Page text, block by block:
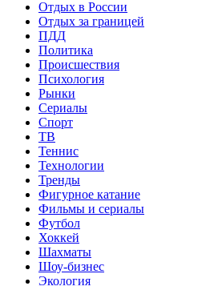
Отдых в России
Отдых за границей
ПДД
Политика
Происшествия
Психология
Рынки
Сериалы
Спорт
ТВ
Теннис
Технологии
Тренды
Фигурное катание
Фильмы и сериалы
Футбол
Хоккей
Шахматы
Шоу-бизнес
Экология